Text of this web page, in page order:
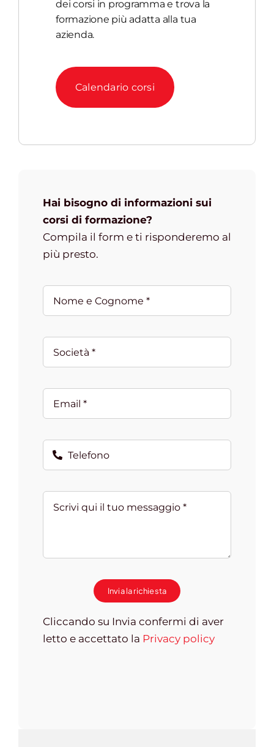
dei corsi in programma e trova la
formazione più adatta alla tua
azienda.
Calendario corsi
Hai bisogno di informazioni sui
corsi di formazione?
Compila il form e ti risponderemo al
più presto.
Invia la richiesta
Cliccando su Invia confermi di aver
letto e accettato la Privacy policy